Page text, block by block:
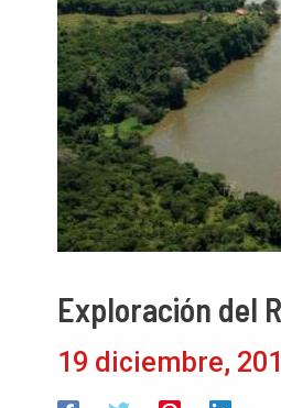
Exploración del
19 diciembre,